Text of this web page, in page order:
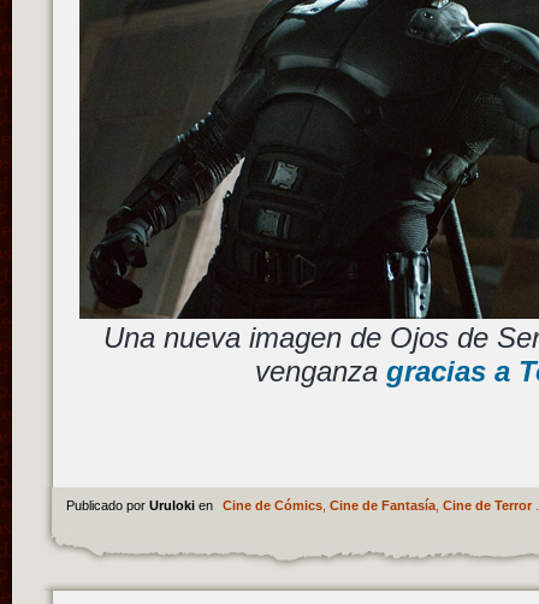
Una nueva imagen de Ojos de
venganza gracias a
Publicado por Uruloki en Cine de Cómics, Cine de Fantasía, Cine de Terror.